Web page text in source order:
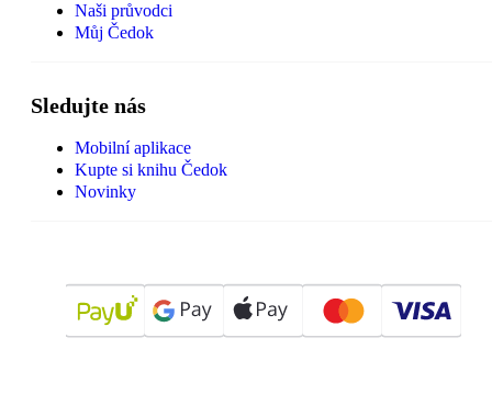
Naši průvodci
Můj Čedok
Sledujte nás
Mobilní aplikace
Kupte si knihu Čedok
Novinky